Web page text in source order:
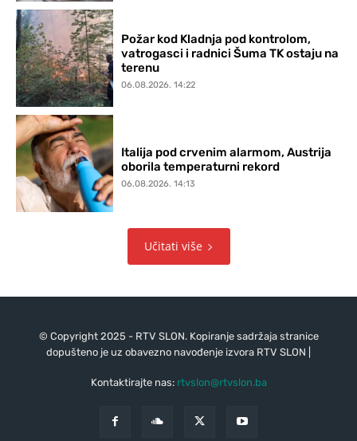
Požar kod Kladnja pod kontrolom,
vatrogasci i radnici Šuma TK ostaju na
terenu
06.08.2026. 14:22
Italija pod crvenim alarmom, Austrija
oborila temperaturni rekord
06.08.2026. 14:13
Učitati više
© Copyright 2025 - RTV SLON. Kopiranje sadržaja stranice
dopušteno je uz obavezno navođenje izvora RTV SLON |
Kontaktirajte nas: rtvslon@rtvslon.ba